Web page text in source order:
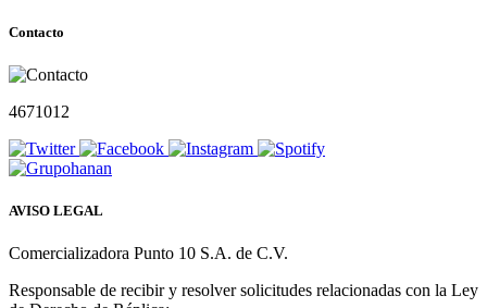
Contacto
4671012
AVISO LEGAL
Comercializadora Punto 10 S.A. de C.V.
Responsable de recibir y resolver solicitudes relacionadas con la Ley